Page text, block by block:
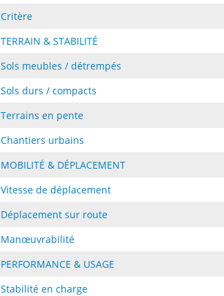
Critère
TERRAIN & STABILITÉ
Sols meubles / détrempés
Sols durs / compacts
Terrains en pente
Chantiers urbains
MOBILITÉ & DÉPLACEMENT
Vitesse de déplacement
Déplacement sur route
Manœuvrabilité
PERFORMANCE & USAGE
Stabilité en charge